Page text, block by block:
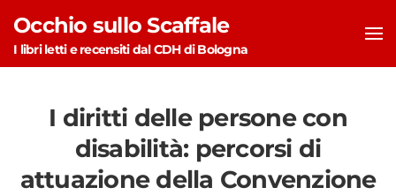
Skip to main content
Occhio sullo Scaffale
I libri letti e recensiti dal CDH di Bologna
I diritti delle persone con
disabilità: percorsi di
attuazione della Convenzione